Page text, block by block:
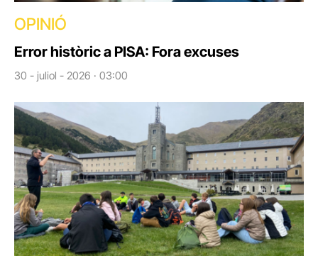
OPINIÓ
Error històric a PISA: Fora excuses
30 - juliol - 2026 · 03:00